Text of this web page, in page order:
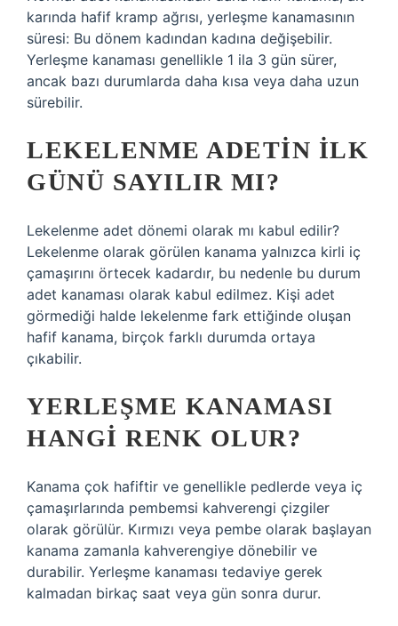
karında hafif kramp ağrısı, yerleşme kanamasının
süresi: Bu dönem kadından kadına değişebilir.
Yerleşme kanaması genellikle 1 ila 3 gün sürer,
ancak bazı durumlarda daha kısa veya daha uzun
sürebilir.
LEKELENME ADETIN ILK
GÜNÜ SAYILIR MI?
Lekelenme adet dönemi olarak mı kabul edilir?
Lekelenme olarak görülen kanama yalnızca kirli iç
çamaşırını örtecek kadardır, bu nedenle bu durum
adet kanaması olarak kabul edilmez. Kişi adet
görmediği halde lekelenme fark ettiğinde oluşan
hafif kanama, birçok farklı durumda ortaya
çıkabilir.
YERLEŞME KANAMASI
HANGI RENK OLUR?
Kanama çok hafiftir ve genellikle pedlerde veya iç
çamaşırlarında pembemsi kahverengi çizgiler
olarak görülür. Kırmızı veya pembe olarak başlayan
kanama zamanla kahverengiye dönebilir ve
durabilir. Yerleşme kanaması tedaviye gerek
kalmadan birkaç saat veya gün sonra durur.